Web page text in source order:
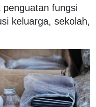
fungsi
keluarga, sekolah,